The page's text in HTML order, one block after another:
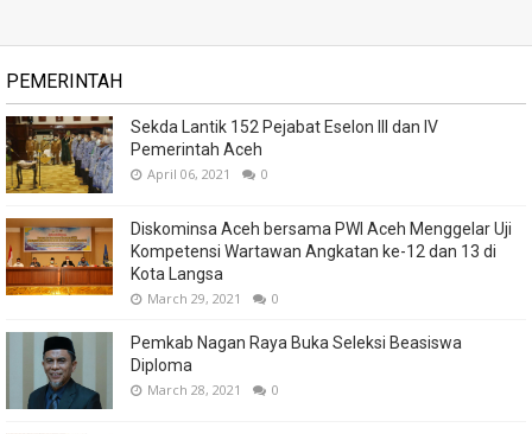
PEMERINTAH
Sekda Lantik 152 Pejabat Eselon III dan IV
Pemerintah Aceh
April 06, 2021 0
Diskominsa Aceh bersama PWI Aceh Menggelar Uji
Kompetensi Wartawan Angkatan ke-12 dan 13 di
Kota Langsa
March 29, 2021 0
Pemkab Nagan Raya Buka Seleksi Beasiswa
Diploma
March 28, 2021 0